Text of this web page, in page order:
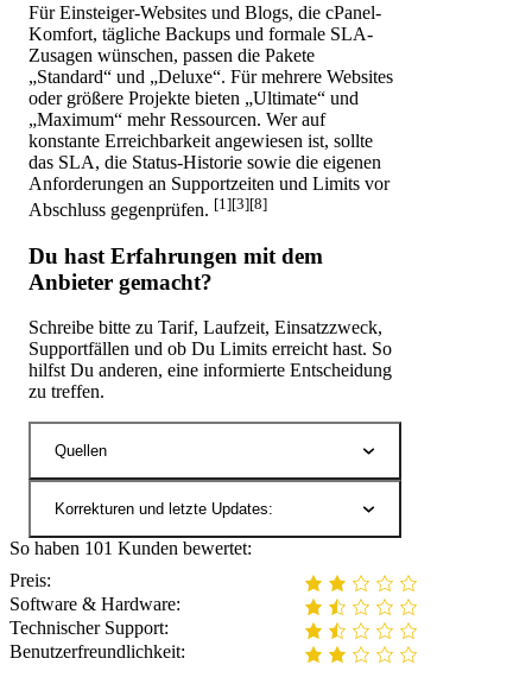
Für Einsteiger-Websites und Blogs, die cPanel-
Komfort, tägliche Backups und formale SLA-
Zusagen wünschen, passen die Pakete
„Standard“ und „Deluxe“. Für mehrere Websites
oder größere Projekte bieten „Ultimate“ und
„Maximum“ mehr Ressourcen. Wer auf
konstante Erreichbarkeit angewiesen ist, sollte
das SLA, die Status-Historie sowie die eigenen
Anforderungen an Supportzeiten und Limits vor
Abschluss gegenprüfen. [1][3][8]
Du hast Erfahrungen mit dem
Anbieter gemacht?
Schreibe bitte zu Tarif, Laufzeit, Einsatzzweck,
Supportfällen und ob Du Limits erreicht hast. So
hilfst Du anderen, eine informierte Entscheidung
zu treffen.
Quellen
Korrekturen und letzte Updates:
So haben 101 Kunden bewertet:
Preis:
Software & Hardware:
Technischer Support:
Benutzerfreundlichkeit: